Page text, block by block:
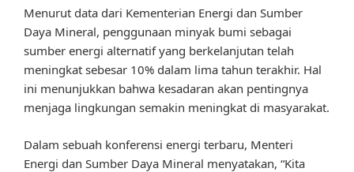
Menurut data dari Kementerian Energi dan Sumber
Daya Mineral, penggunaan minyak bumi sebagai
sumber energi alternatif yang berkelanjutan telah
meningkat sebesar 10% dalam lima tahun terakhir. Hal
ini menunjukkan bahwa kesadaran akan pentingnya
menjaga lingkungan semakin meningkat di masyarakat.
Dalam sebuah konferensi energi terbaru, Menteri
Energi dan Sumber Daya Mineral menyatakan, “Kita